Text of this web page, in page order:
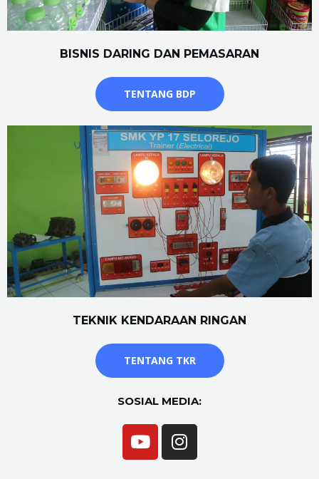
BISNIS DARING DAN PEMASARAN
TENTANG BDP
TEKNIK KENDARAAN RINGAN
TENTANG TKR
SOSIAL MEDIA: